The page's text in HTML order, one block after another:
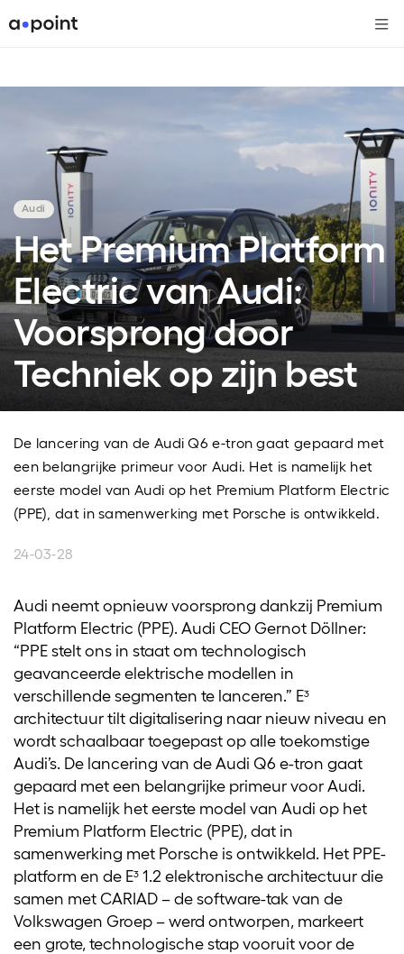
Het Premium Platform
Electric van Audi:
Voorsprong door
Techniek op zijn best
De lancering van de Audi Q6 e-tron gaat gepaard met
een belangrijke primeur voor Audi. Het is namelijk het
eerste model van Audi op het Premium Platform Electric
(PPE), dat in samenwerking met Porsche is ontwikkeld.
Audi
24-03-28
Audi neemt opnieuw voorsprong dankzij Premium
Platform Electric (PPE). Audi CEO Gernot Döllner:
“PPE stelt ons in staat om technologisch
geavanceerde elektrische modellen in
verschillende segmenten te lanceren.” E³
architectuur tilt digitalisering naar nieuw niveau en
wordt schaalbaar toegepast op alle toekomstige
Audi’s. De lancering van de Audi Q6 e-tron gaat
gepaard met een belangrijke primeur voor Audi.
Het is namelijk het eerste model van Audi op het
Premium Platform Electric (PPE), dat in
samenwerking met Porsche is ontwikkeld. Het PPE-
platform en de E³ 1.2 elektronische architectuur die
samen met CARIAD – de software-tak van de
Volkswagen Groep – werd ontworpen, markeert
een grote, technologische stap vooruit voor de